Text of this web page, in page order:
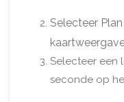
Selecteer
Selecteer een
seconde op